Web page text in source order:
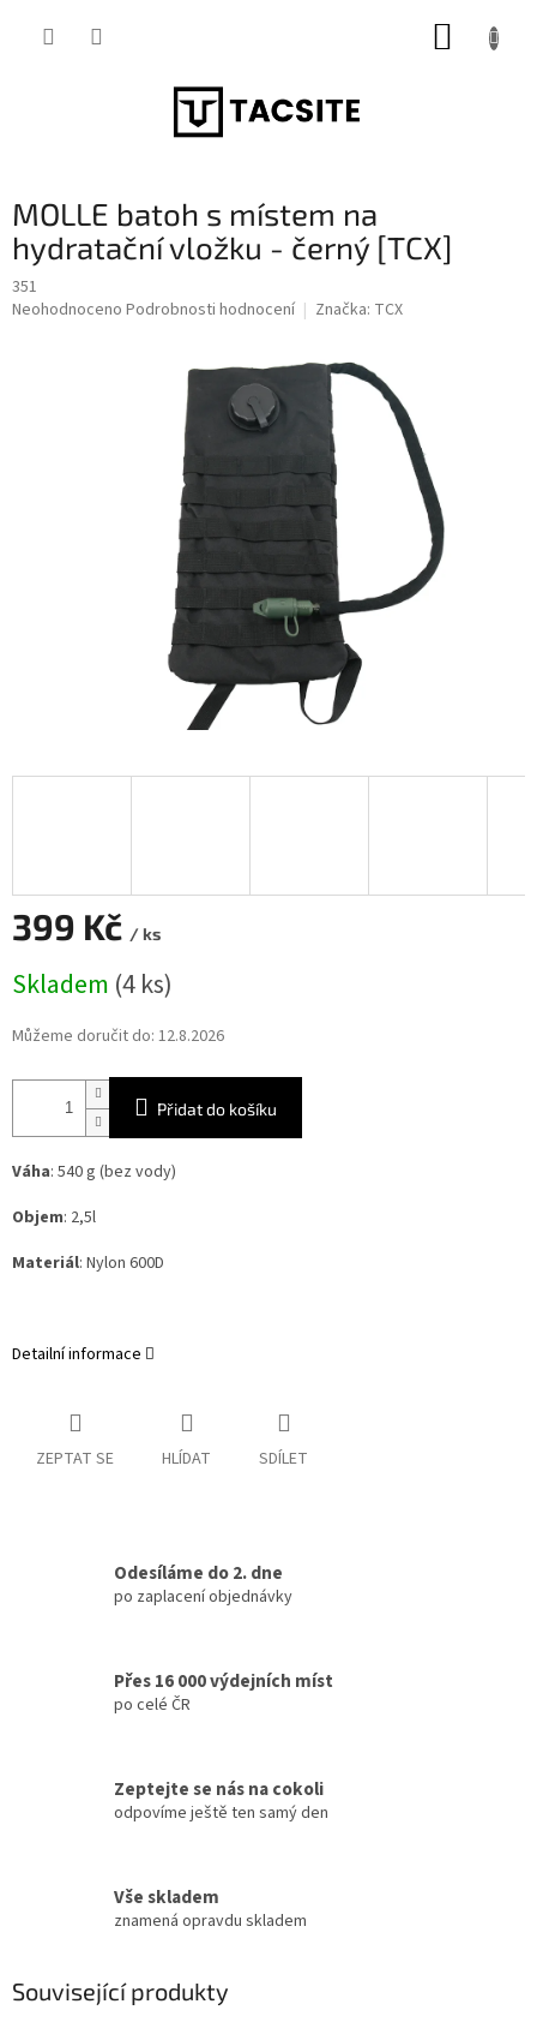
MOLLE batoh s místem na
hydratační vložku - černý [TCX]
351
Průměrné
Neohodnoceno Podrobnosti hodnocení Značka: TCX
399 Kč / ks
cena:
Skladem (4 ks)
Můžeme doručit do: 12.8.2026
Přidat do košíku
Váha: 540 g (bez vody)
Objem: 2,5l
Materiál: Nylon 600D
Detailní informace
ZEPTAT SE HLÍDAT SDÍLET
Odesíláme do 2. dne
po zaplacení objednávky
Přes 16 000 výdejních míst
po celé ČR
Zeptejte se nás na cokoli
odpovíme ještě ten samý den
Vše skladem
znamená opravdu skladem
Související produkty